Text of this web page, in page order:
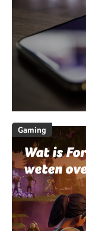
Gaming
Wat is
weten